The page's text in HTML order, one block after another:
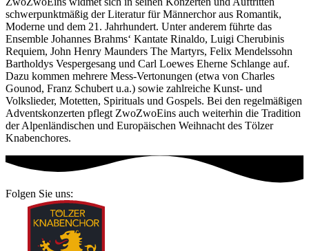
schwerpunktmäßig der Literatur für Männerchor aus Romantik,
Moderne und dem 21. Jahrhundert. Unter anderem führte das
Ensemble Johannes Brahms‘ Kantate Rinaldo, Luigi Cherubinis
Requiem, John Henry Maunders The Martyrs, Felix Mendelssohn
Bartholdys Vespergesang und Carl Loewes Eherne Schlange auf.
Dazu kommen mehrere Mess-Vertonungen (etwa von Charles
Gounod, Franz Schubert u.a.) sowie zahlreiche Kunst- und
Volkslieder, Motetten, Spirituals und Gospels. Bei den regelmäßigen
Adventskonzerten pflegt ZwoZwoEins auch weiterhin die Tradition
der Alpenländischen und Europäischen Weihnacht des Tölzer
Knabenchores.
Folgen Sie uns: